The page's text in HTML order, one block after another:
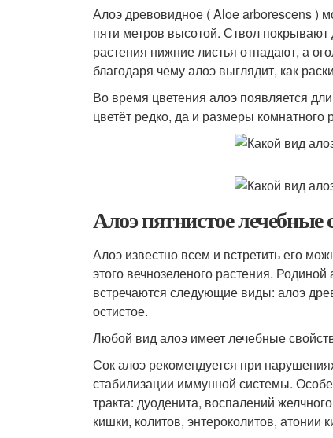
Алоэ древовидное ( Aloe arborescens )
пяти метров высотой. Ствол
растения нижние листья отпадают, а
благодаря чему алоэ выглядит, как
Во время цветения алоэ появляется
цветёт редко, да и размеры комнатного
Алоэ пятнистое лечебные
Алоэ известно всем и встретить его
этого вечнозеленого растения.
встречаются следующие виды: алоэ
остистое.
Любой вид алоэ имеет лечебные
Сок алоэ рекомендуется при
стабилизации иммунной системы.
тракта: дуоденита, воспалений
кишки, колитов, энтероколитов, атонии